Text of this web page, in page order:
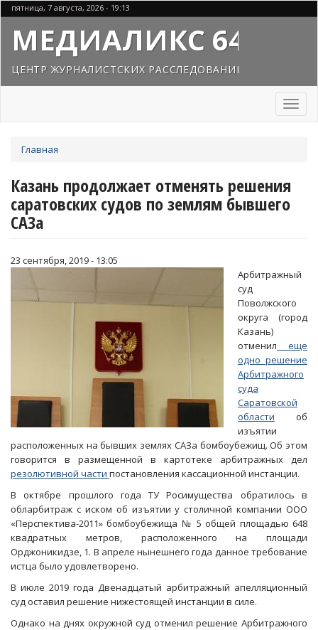
Перейти
к
основному
содержанию
пятница, 7 августа, 2026 - 19:13
МЕДИАЛИКС 64
ЦЕНТР ЖУРНАЛИСТСКИХ РАССЛЕДОВАНИЙ
Toggle
здесь
Главная
Казань продолжает отменять решения
саратовских судов по землям бывшего
САЗа
23 сентября, 2019 - 13:05
Арбитражный
суд
Поволжского
округа (город
Казань)
отменил еще
одно решение
Арбитражного
суда
Саратовской
области об
изъятии
расположенных на бывших землях САЗа бомбоубежищ. Об этом
говорится в размещенной в картотеке арбитражных дел
резолютивной части постановления кассационной инстанции.
В октябре прошлого года ТУ Росимущества обратилось в
обларбитраж с иском об изъятии у столичной компании ООО
«Перспектива-2011» бомбоубежища № 5 общей площадью 648
квадратных метров, расположенного на площади
Орджоникидзе, 1. В апреле нынешнего года данное требование
истца было удовлетворено.
В июле 2019 года Двенадцатый арбитражный апелляционный
суд оставил решение нижестоящей инстанции в силе.
Однако на днях окружной суд отменил решение Арбитражного